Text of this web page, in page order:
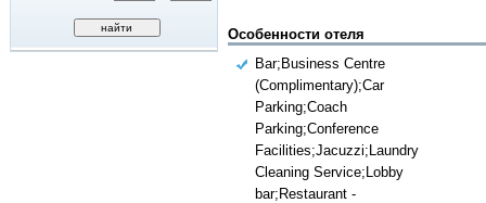
Особенности отеля
Bar;Business Centre
(Complimentary);Car
Parking;Coach
Parking;Conference
Facilities;Jacuzzi;Laundry
Cleaning Service;Lobby
bar;Restaurant -